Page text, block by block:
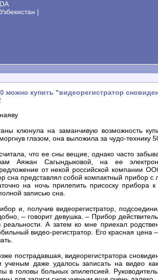
Узбекистан |
можно купить "видеорегистратор
клюнула на заманчивую возможность
глазом, она выложила за чудо-технику
что ее сны вещие, однако часто
Аяжан Сагындыковой, на ее
от некой российской компании
сна представлял собой компактный прибор с
на ночь прилепить присоску прибора
записью сна.
и, получив видеорегистратор,
– говорит девушка. – Прибор
А затем ко мне приехал
видео-регистратор. Его красная цена
пострадавшая, видеорегистратора
ученым даже удалось записать на видео
в головы больных эпилепсией.